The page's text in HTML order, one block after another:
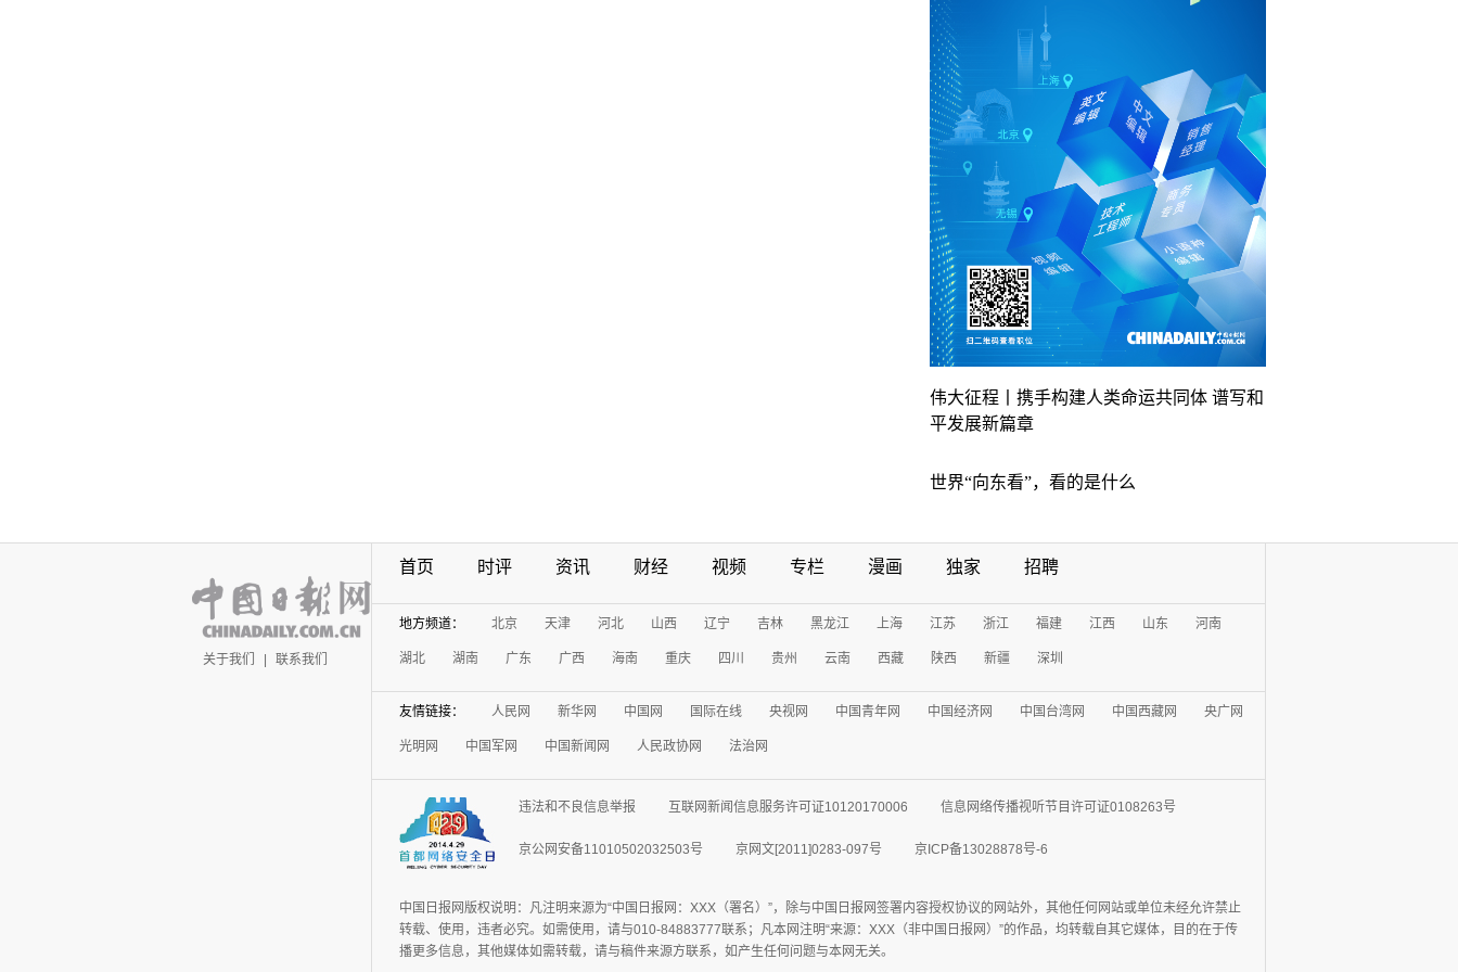
伟大征程丨携手构建人类命运共同体 谱写和
平发展新篇章
世界“向东看”，看的是什么
关于我们 联系我们
首页 时评 资讯 财经 视频 专栏 漫画 独家 招聘
地方频道： 北京 天津 河北 山西 辽宁 吉林 黑龙江 上海 江苏 浙江 福建 江西 山东 河南
湖北 湖南 广东 广西 海南 重庆 四川 贵州 云南 西藏 陕西 新疆 深圳
友情链接： 人民网 新华网 中国网 国际在线 央视网 中国青年网 中国经济网 中国台湾网 中国西藏网 央广网
光明网 中国军网 中国新闻网 人民政协网 法治网
违法和不良信息举报 互联网新闻信息服务许可证10120170006 信息网络传播视听节目许可证0108263号
京公网安备11010502032503号 京网文[2011]0283-097号 京ICP备13028878号-6
中国日报网版权说明：凡注明来源为“中国日报网：XXX（署名）”，除与中国日报网签署内容授权协议的网站外，其他任何网站或单位未经允许禁止
转载、使用，违者必究。如需使用，请与010-84883777联系；凡本网注明“来源：XXX（非中国日报网）”的作品，均转载自其它媒体，目的在于传
播更多信息，其他媒体如需转载，请与稿件来源方联系，如产生任何问题与本网无关。